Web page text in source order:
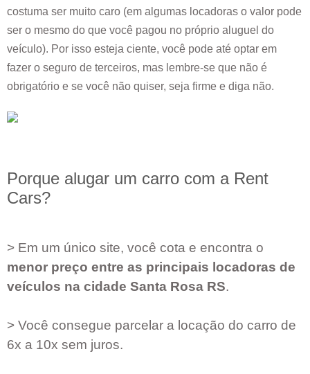
costuma ser muito caro (em algumas locadoras o valor pode
ser o mesmo do que você pagou no próprio aluguel do
veículo). Por isso esteja ciente, você pode até optar em
fazer o seguro de terceiros, mas lembre-se que não é
obrigatório e se você não quiser, seja firme e diga não.
Porque alugar um carro com a Rent
Cars?
> Em um único site, você cota e encontra o
menor preço entre as principais locadoras de
veículos na cidade Santa Rosa RS.
> Você consegue parcelar a locação do carro de
6x a 10x sem juros.